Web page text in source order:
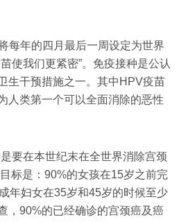
每年的四月最后一周设定为世界
使我们更紧密”。免疫接种是公认
生干预措施之一。其中HPV疫苗
人类第一个可以全面消除的恶性
要在本世纪末在全世界消除宫颈
标是：90%的女孩在15岁之前完
年妇女在35岁和45岁的时候至少
，90%的已经确诊的宫颈癌及癌